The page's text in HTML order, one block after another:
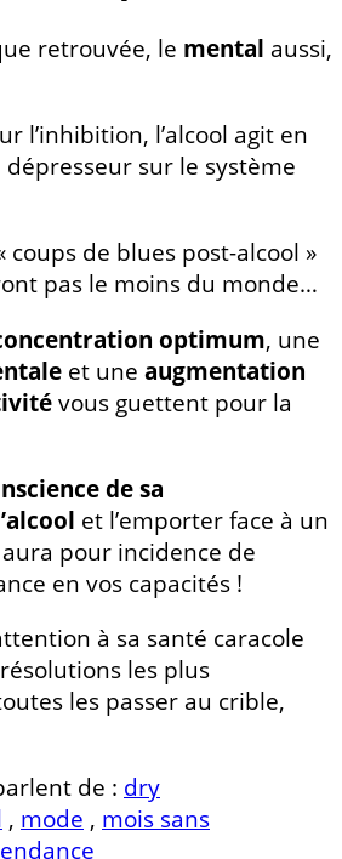
retrouvée, le mental aussi,
l’inhibition, l’alcool agit en
sur le système
coups de blues post-alcool »
pas le moins du monde…
optimum, une
et une augmentation
vous guettent pour la
de sa
et l’emporter face à un
pour incidence de
en vos capacités !
à sa santé caracole
les plus
les passer au crible,
de : dry
, mode , mois sans